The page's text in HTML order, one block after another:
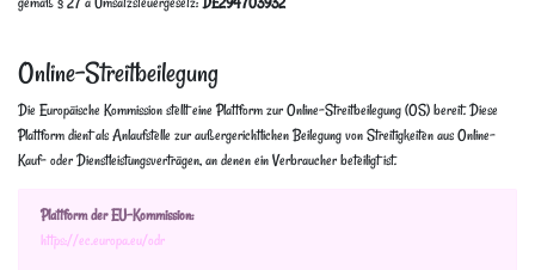
Online-Streitbeilegung
Die Europäische Kommission stellt eine Plattform zur Online-Streitbeilegung (OS) bereit. Diese
Plattform dient als Anlaufstelle zur außergerichtlichen Beilegung von Streitigkeiten aus Online-
Kauf- oder Dienstleistungsverträgen, an denen ein Verbraucher beteiligt ist.
Plattform der EU-Kommission:
https://ec.europa.eu/odr